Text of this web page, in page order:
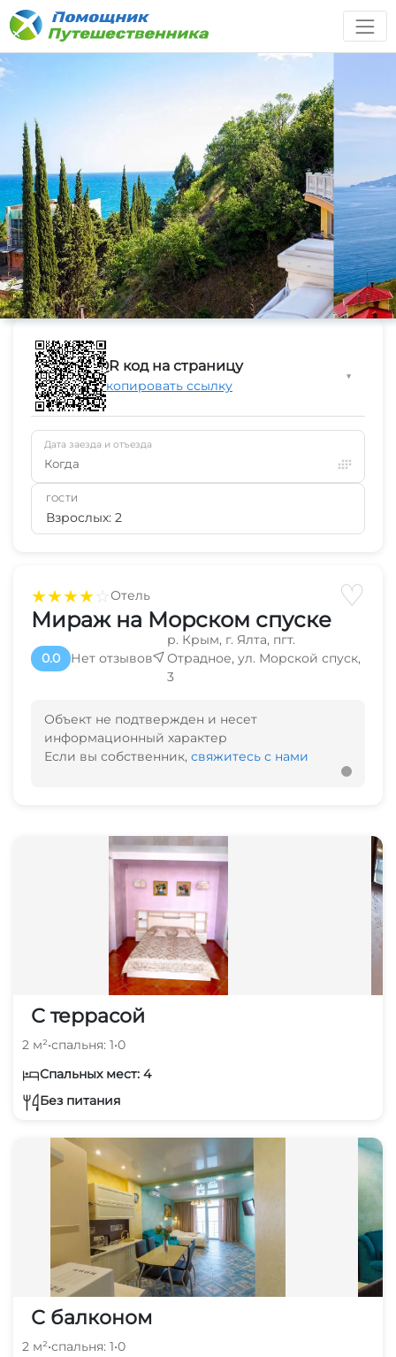
★★★★☆Отель ♡
Мираж на Морском спуске
0.0 Нет отзывов
р. Крым, г. Ялта, пгт.
Отрадное, ул. Морской спуск,
3
Объект не подтвержден и несет
информационный характер
Если вы собственник, свяжитесь с нами
С террасой
2 м²•спальня: 1•0
Спальных мест: 4
Без питания
С балконом
2 м²•спальня: 1•0
QR код на страницу
Скопировать ссылку
▼
Дата заезда и отъезда
Когда
ГОСТИ
Взрослых: 2